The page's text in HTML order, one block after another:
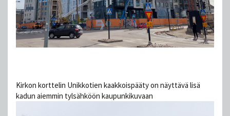
Kirkon korttelin Unikkotien kaakkoispääty on näyttävä lisä
kadun aiemmin tylsähköön kaupunkikuvaan